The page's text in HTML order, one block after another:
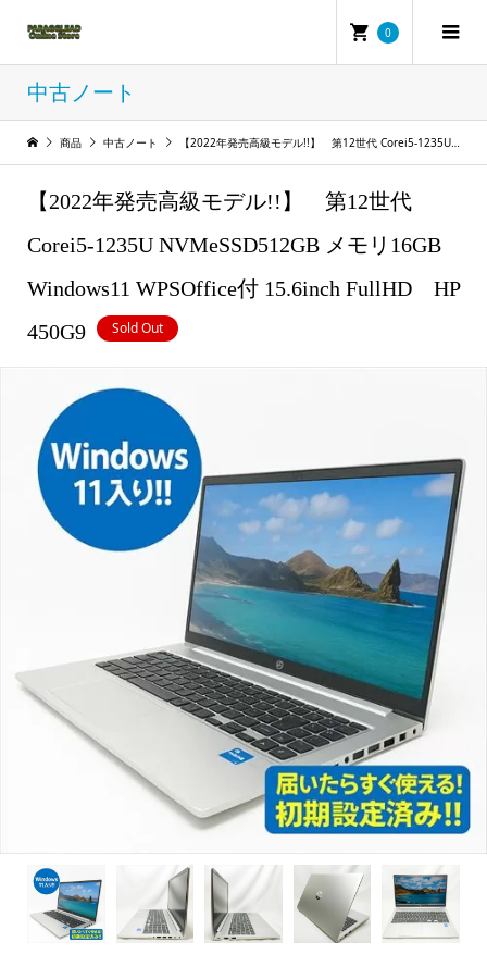
0
中古ノート
商品 中古ノート 【2022年発売高級モデル!!】 第12世代 Corei5-1235U NVMeSSD512GB メモリ16GB Windows11 WPSOffice付 15.6inch FullHD HP 450G9
【2022年発売高級モデル!!】 第12世代
Corei5-1235U NVMeSSD512GB メモリ16GB
Windows11 WPSOffice付 15.6inch FullHD HP
450G9
Sold Out